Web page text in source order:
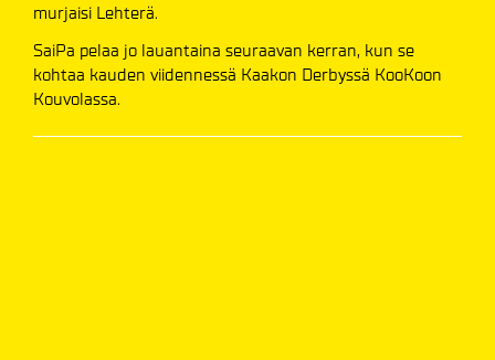
murjaisi Lehterä.
SaiPa pelaa jo lauantaina seuraavan kerran, kun se
kohtaa kauden viidennessä Kaakon Derbyssä KooKoon
Kouvolassa.